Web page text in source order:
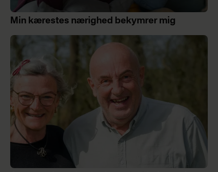
Min kærestes nærighed bekymrer mig